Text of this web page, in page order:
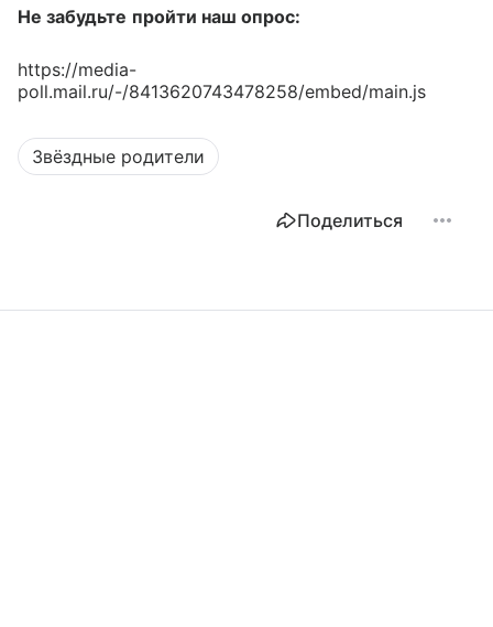
Не забудьте пройти наш опрос:
https://media-
poll.mail.ru/-/8413620743478258/embed/main.js
Звёздные родители
Поделиться